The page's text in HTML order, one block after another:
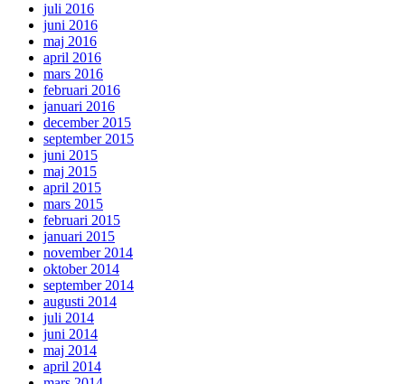
juli 2016
juni 2016
maj 2016
april 2016
mars 2016
februari 2016
januari 2016
december 2015
september 2015
juni 2015
maj 2015
april 2015
mars 2015
februari 2015
januari 2015
november 2014
oktober 2014
september 2014
augusti 2014
juli 2014
juni 2014
maj 2014
april 2014